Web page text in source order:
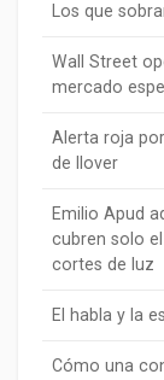
Los que
Wall Street
mercado
Alerta roja
de llover
Emilio Apud
cubren solo
cortes de luz
El habla y la
Cómo una